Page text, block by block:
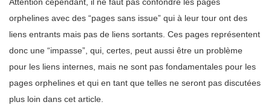
Attention cependant, il ne faut pas confondre les pages
orphelines avec des “pages sans issue” qui à leur tour ont des
liens entrants mais pas de liens sortants. Ces pages représentent
donc une “impasse”, qui, certes, peut aussi être un problème
pour les liens internes, mais ne sont pas fondamentales pour les
pages orphelines et qui en tant que telles ne seront pas discutées
plus loin dans cet article.